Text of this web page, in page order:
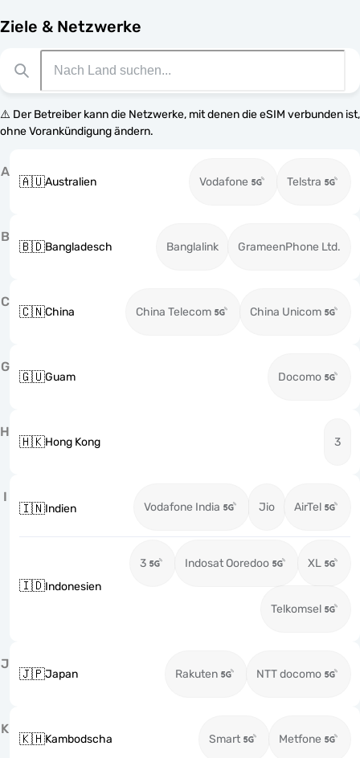
Ziele & Netzwerke
⚠️ Der Betreiber kann die Netzwerke, mit denen die eSIM verbunden ist,
ohne Vorankündigung ändern.
A
🇦🇺Australien Vodafone Telstra
B
🇧🇩Bangladesch Banglalink GrameenPhone Ltd.
C
🇨🇳China China Telecom China Unicom
G
🇬🇺Guam Docomo
H
🇭🇰Hong Kong 3
I
🇮🇳Indien Vodafone India Jio AirTel
🇮🇩Indonesien
3 Indosat Ooredoo XL
Telkomsel
J
🇯🇵Japan Rakuten NTT docomo
K
🇰🇭Kambodscha Smart Metfone